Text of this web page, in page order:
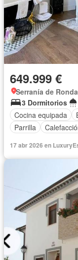
649.999 €
Serranía de
3 Dormitorios
Cocina equipada
Parrilla
17 abr 2026 en